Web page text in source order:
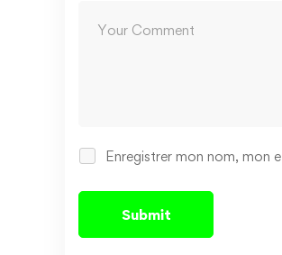
Enregistrer mon nom, mon